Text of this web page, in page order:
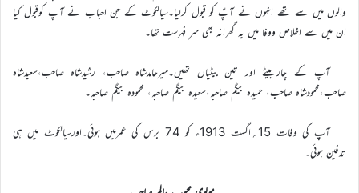
والوں میں سے تھے انہوں نے آپؑ کو قبول کرلیا۔سیالکوٹ کے جن احباب نے آپ کوقبول کیا
ان میں سے اخلاص ووفا میں یہ گھرانہ بھی سرِ فہرست تھا۔
آپ کے چاربیٹے اور تین بیٹیاں تھیں۔میرحامدشاہ صاحب، رشیدشاہ صاحب،سعیدشاہ
صاحب،محمودشاہ صاحب، حمیدہ بیگم صاحبہ،سعیدہ بیگم صاحبہ، محمودہ بیگم صاحبہ۔
آپ کی وفات 15؍اگست 1913ء کو 74 برس کی عمرمیں ہوئی۔اورسیالکوٹ میں ہی
تدفین ہوئی۔